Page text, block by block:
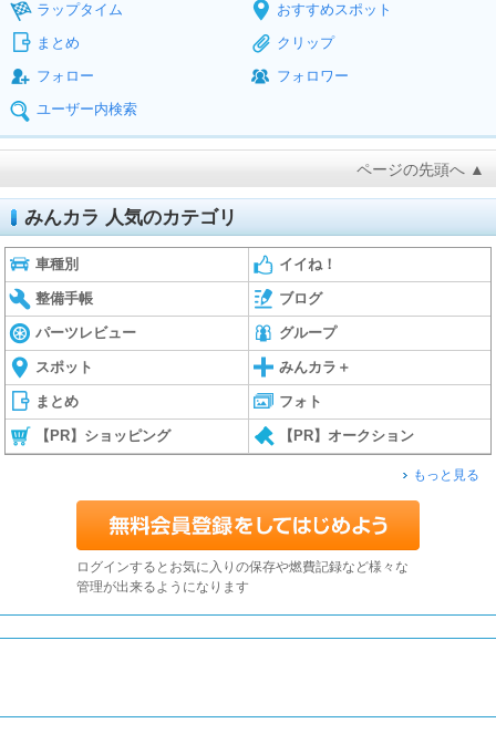
ラップタイム
おすすめスポット
まとめ
クリップ
フォロー
フォロワー
ユーザー内検索
ページの先頭へ ▲
みんカラ 人気のカテゴリ
車種別 イイね！
整備手帳 ブログ
パーツレビュー グループ
スポット みんカラ＋
まとめ フォト
【PR】ショッピング 【PR】オークション
もっと見る
ログインするとお気に入りの保存や燃費記録など様々な
管理が出来るようになります